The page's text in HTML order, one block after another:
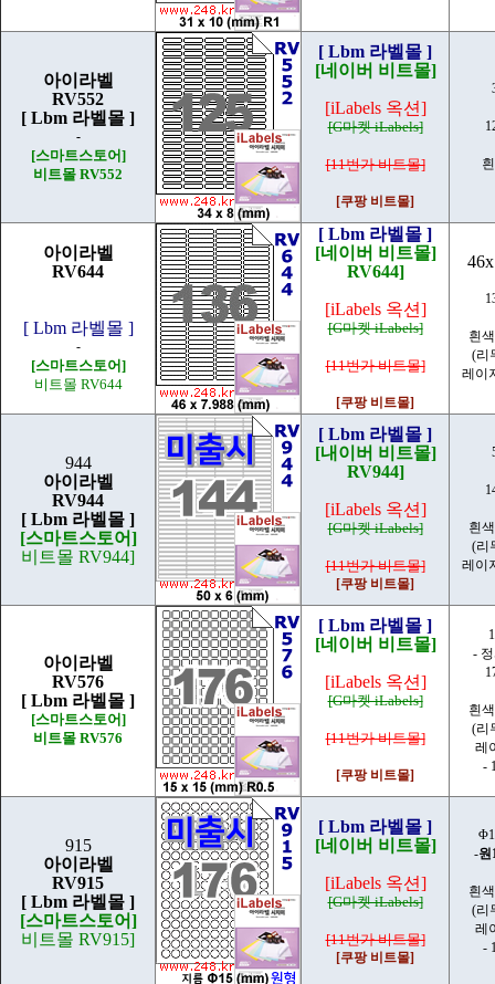
아이라벨
RV552
[ Lbm 라벨몰 ]
-
[스마트스토어]
비트몰 RV552
[ Lbm 라벨몰 ]
[네이버 비트몰]
[iLabels 옥션]
[G마켓 iLabels]
[11번가 비트몰]
[쿠팡 비트몰]
아이라벨
RV644
[ Lbm 라벨몰 ]
-
[스마트스토어]
비트몰 RV644
[ Lbm 라벨몰 ]
[네이버 비트몰]
RV644]
[iLabels 옥션]
[G마켓 iLabels]
[11번가 비트몰]
[쿠팡 비트몰]
흰
(리
레이
944
아이라벨
RV944
[ Lbm 라벨몰 ]
[스마트스토어]
비트몰 RV944]
[ Lbm 라벨몰 ]
[내이버 비트몰]
RV944]
[iLabels 옥션]
[G마켓 iLabels]
[11번가 비트몰]
[쿠팡 비트몰]
흰
(리
레이
아이라벨
RV576
[ Lbm 라벨몰 ]
[스마트스토어]
비트몰 RV576
[ Lbm 라벨몰 ]
[네이버 비트몰]
[iLabels 옥션]
[G마켓 iLabels]
[11번가 비트몰]
[쿠팡 비트몰]
-
흰
(리
레
-
915
아이라벨
RV915
[ Lbm 라벨몰 ]
[스마트스토어]
비트몰 RV915]
[ Lbm 라벨몰 ]
[네이버 비트몰]
[iLabels 옥션]
[G마켓 iLabels]
[11번가 비트몰]
[쿠팡 비트몰]
-
흰
(리
레
-